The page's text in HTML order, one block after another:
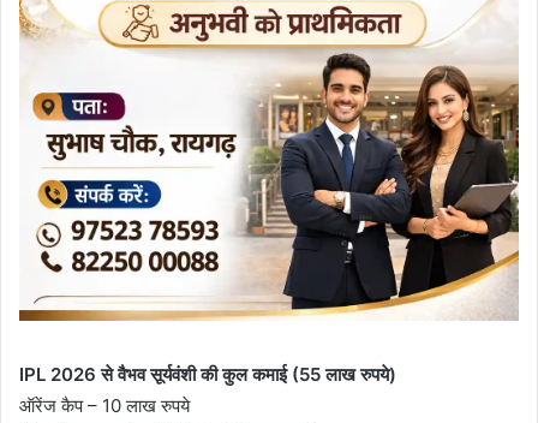
IPL 2026 से वैभव सूर्यवंशी की कुल कमाई (55 लाख रुपये)
ऑरेंज कैप – 10 लाख रुपये